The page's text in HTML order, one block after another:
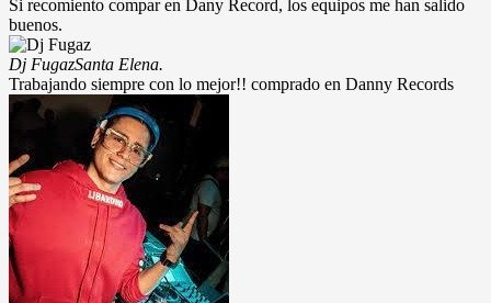
Si recomiento compar en Dany Record, los equipos me han salido
buenos.
Dj FugazSanta Elena.
Trabajando siempre con lo mejor!! comprado en Danny Records